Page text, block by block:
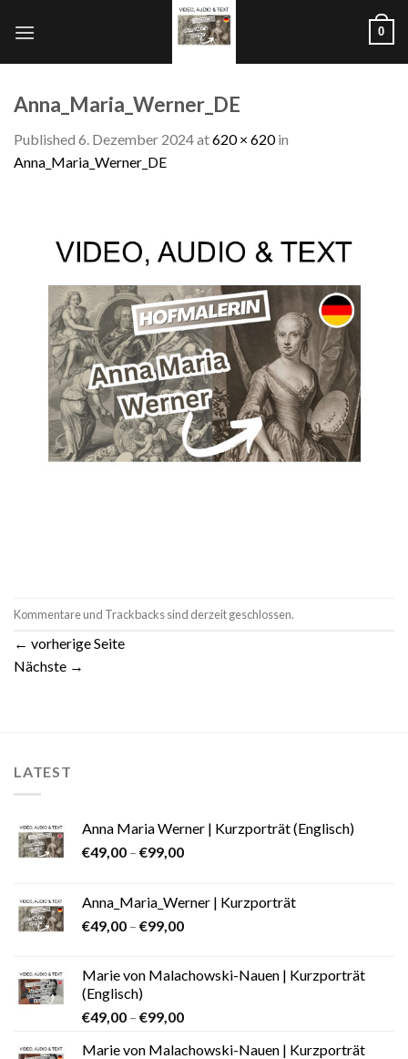
0
Anna_Maria_Werner_DE
Published 6. Dezember 2024at620 × 620in
Anna_Maria_Werner_DE
Kommentare und Trackbacks sind derzeit geschlossen.
← vorherige Seite
Nächste →
LATEST
Anna Maria Werner | Kurzporträt (Englisch)
€49,00 – €99,00
Anna_Maria_Werner | Kurzporträt
€49,00 – €99,00
Marie von Malachowski-Nauen | Kurzporträt
(Englisch)
€49,00 – €99,00
Marie von Malachowski-Nauen | Kurzporträt